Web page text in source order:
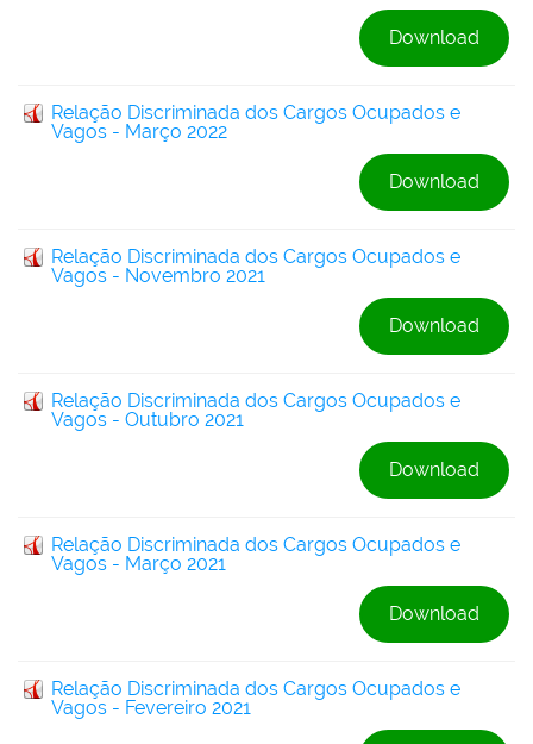
Download
Relação Discriminada dos Cargos Ocupados e
Vagos - Março 2022
Download
Relação Discriminada dos Cargos Ocupados e
Vagos - Novembro 2021
Download
Relação Discriminada dos Cargos Ocupados e
Vagos - Outubro 2021
Download
Relação Discriminada dos Cargos Ocupados e
Vagos - Março 2021
Download
Relação Discriminada dos Cargos Ocupados e
Vagos - Fevereiro 2021